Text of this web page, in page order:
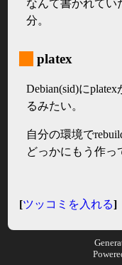
なんて書かれてい
分。
platex
Debian(sid)に
るみたい。
自分の環境で
どっかにもう作っ
[ツッコミを入れる]